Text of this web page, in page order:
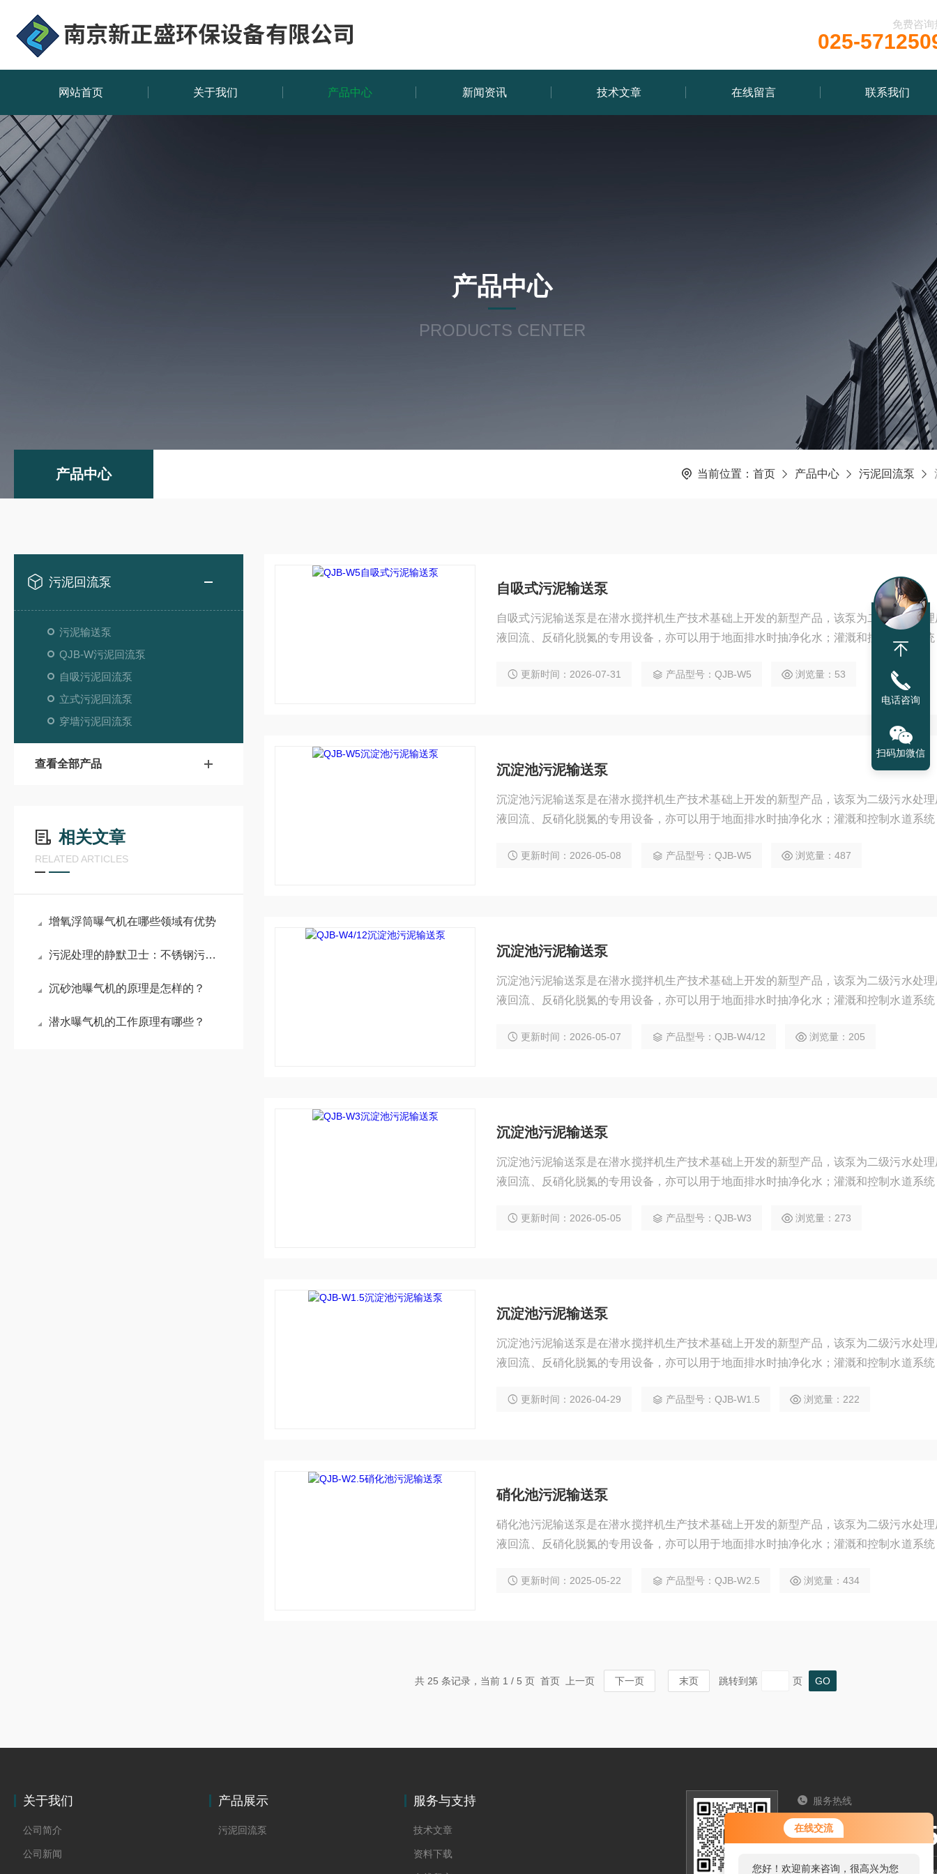
在线交流
您好！欢迎前来咨询，很高兴为您
服务，请问您要咨询什么问题呢？
您好，看您停留很久了，是否找到
免费咨询
025-
网站首页 关于我们 产品中心 新闻资讯 技术文章 在线留言 联系我们
产品中心
PRODUCTS CENTER
产品中心 当前位置： 首页 产品中心 污泥回流泵
污泥回流泵
污泥输送泵
QJB-W污泥回流泵
自吸污泥回流泵
立式污泥回流泵
穿墙污泥回流泵
查看全部产品
相关文章
RELATED ARTICLES
增氧浮筒曝气机在哪些领域有优势
污泥处理的静默卫士：不锈钢污泥回流泵
沉砂池曝气机的原理是怎样的？
潜水曝气机的工作原理有哪些？
自吸式污泥输送泵
自吸式污泥输送泵是在潜水搅拌机生产技术基础上开发的新型产品，该泵为二级污水处
液回流、反硝化脱氮的专用设备，亦可以用于地面排水时抽净化水；灌溉和控制水道系
更新时间：2026-07-31 产品型号：QJB-W5 浏览量：53
沉淀池污泥输送泵
沉淀池污泥输送泵是在潜水搅拌机生产技术基础上开发的新型产品，该泵为二级污水处
液回流、反硝化脱氮的专用设备，亦可以用于地面排水时抽净化水；灌溉和控制水道系
更新时间：2026-05-08 产品型号：QJB-W5 浏览量：487
沉淀池污泥输送泵
沉淀池污泥输送泵是在潜水搅拌机生产技术基础上开发的新型产品，该泵为二级污水处
液回流、反硝化脱氮的专用设备，亦可以用于地面排水时抽净化水；灌溉和控制水道系
更新时间：2026-05-07 产品型号：QJB-W4/12 浏览量：205
沉淀池污泥输送泵
沉淀池污泥输送泵是在潜水搅拌机生产技术基础上开发的新型产品，该泵为二级污水处
液回流、反硝化脱氮的专用设备，亦可以用于地面排水时抽净化水；灌溉和控制水道系
更新时间：2026-05-05 产品型号：QJB-W3 浏览量：273
沉淀池污泥输送泵
沉淀池污泥输送泵是在潜水搅拌机生产技术基础上开发的新型产品，该泵为二级污水处
液回流、反硝化脱氮的专用设备，亦可以用于地面排水时抽净化水；灌溉和控制水道系
更新时间：2026-04-29 产品型号：QJB-W1.5 浏览量：222
硝化池污泥输送泵
硝化池污泥输送泵是在潜水搅拌机生产技术基础上开发的新型产品，该泵为二级污水处
液回流、反硝化脱氮的专用设备，亦可以用于地面排水时抽净化水；灌溉和控制水道系
更新时间：2025-05-22 产品型号：QJB-W2.5 浏览量：434
共 25 条记录，当前 1 / 5 页 首页 上一页 下一页 末页 跳转到第 页
关于我们
公司简介
公司新闻
产品展示
污泥回流泵
服务与支持
技术文章
资料下载
服务热线
025-
电话咨询
扫码加微信